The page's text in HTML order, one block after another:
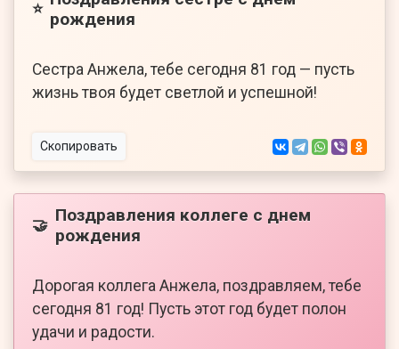
⭐ рождения
Сестра Анжела, тебе сегодня 81 год — пусть
жизнь твоя будет светлой и успешной!
Скопировать
🤝 Поздравления коллеге с днем
рождения
Дорогая коллега Анжела, поздравляем, тебе
сегодня 81 год! Пусть этот год будет полон
удачи и радости.